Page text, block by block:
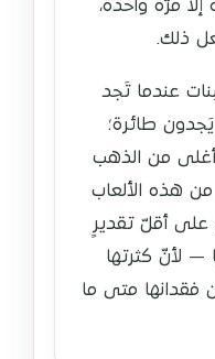
مرّةً واحدة،
ذلك.
عندما تَجد
يَجدون طائرة؛
أغلى من الذهب
من هذه الألعاب
على أقلّ تقديرٍ
— لأنّ كثرتها
فقدانها متى ما